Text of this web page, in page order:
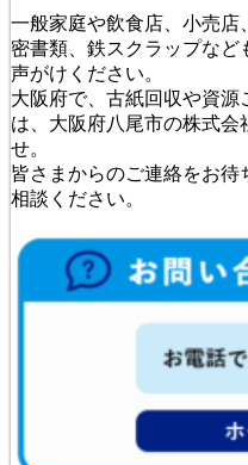
一般家庭や飲食店、小売
密書類、鉄スクラップな
声がけください。
大阪府で、古紙回収や資
は、大阪府八尾市の株式会
せ。
皆さまからのご連絡をお
相談ください。